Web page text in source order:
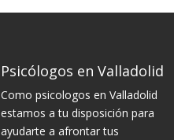
Psicólogos en Valladolid
Como psicologos en Valladolid
estamos a tu disposición para
ayudarte a afrontar tus